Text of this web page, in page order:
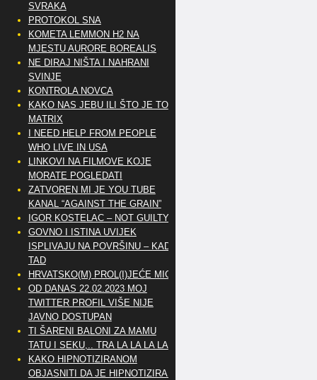
SVRAKA
PROTOKOL SNA
KOMETA LEMMON H2 NA
MJESTU AURORE BOREALIS
NE DIRAJ NIŠTA I NAHRANI
SVINJE
KONTROLA NOVCA
KAKO NAS JEBU ILI ŠTO JE TO
MATRIX
I NEED HELP FROM PEOPLE
WHO LIVE IN USA
LINKOVI NA FILMOVE KOJE
MORATE POGLEDATI
ZATVOREN MI JE YOU TUBE
KANAL “AGAINST THE GRAIN”
IGOR KOSTELAC – NOT GUILTY
GOVNO I ISTINA UVIJEK
ISPLIVAJU NA POVRŠINU – KAD
TAD
HRVATSKO(M) PROL(I)JEĆE MIG
OD DANAS 22.02.2023 MOJ
TWITTER PROFIL VIŠE NIJE
JAVNO DOSTUPAN
TI ŠARENI BALONI ZA MAMU
TATU I SEKU,.. TRA LA LA LA LA
KAKO HIPNOTIZIRANOM
OBJASNITI DA JE HIPNOTIZIRAN